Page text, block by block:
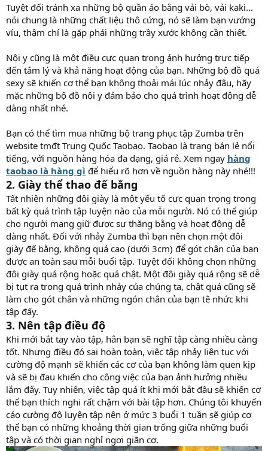
Tuyệt đối tránh xa những bộ quần áo bằng vải bò, vải kaki…
nói chung là những chất liệu thô cứng, nó sẽ làm bạn vướng
víu, thậm chí là gặp phải những trầy xước không cần thiết.
Nội y cũng là một điều cực quan trọng ảnh hưởng trực tiếp
đến tâm lý và khả năng hoạt động của bạn. Những bộ đồ quá
sexy sẽ khiến cơ thể bạn không thoải mái lúc nhảy đâu, hãy
mặc những bộ đồ nội y đảm bảo cho quá trình hoạt động dễ
dàng nhất nhé.
Bạn có thể tìm mua những bộ trang phục tập Zumba trên
website tmđt Trung Quốc Taobao. Taobao là trang bán lẻ nổi
tiếng, với nguồn hàng hóa đa dạng, giá rẻ. Xem ngay hàng
taobao là hàng gì để hiểu rõ hơn về nguồn hàng này nhé!!!
2. Giày thể thao đế bằng
Tất nhiên những đôi giày là một yếu tố cực quan trọng trong
bất kỳ quá trình tập luyện nào của mỗi người. Nó có thể giúp
cho người mang giữ được sự thăng bằng và hoạt động dễ
dàng nhất. Đối với nhảy Zumba thì bạn nên chọn một đôi
giày đế bằng, không quá cao (dưới 3cm) để gót chân của bạn
được an toàn sau mỗi buổi tập. Tuyệt đối không chọn những
đôi giày quá rộng hoặc quá chật. Một đôi giày quá rộng sẽ dễ
bị tụt ra trong quá trình nhảy của chúng ta, chật quá cũng sẽ
làm cho gót chân và những ngón chân của bạn tê nhức khi
tập đấy.
3. Nên tập điều độ
Khi mới bắt tay vào tập, hẳn bạn sẽ nghĩ tập càng nhiều càng
tốt. Nhưng điều đó sai hoàn toàn, việc tập nhảy liên tục với
cường độ mạnh sẽ khiến các cơ của bạn không làm quen kịp
và sẽ bị đau khiến cho công việc của bạn ảnh hưởng nhiều
lắm đấy. Tuy nhiên, việc tập quá ít khi mới bắt đầu sẽ khiến cơ
thể bạn thích nghi rất chậm với bài tập hơn. Chúng tôi khuyến
cáo cường độ luyện tập nên ở mức 3 buổi 1 tuần sẽ giúp cơ
thể bạn có những khoảng thời gian trống giữa những buổi
tập và có thời gian nghỉ ngơi giãn cơ.